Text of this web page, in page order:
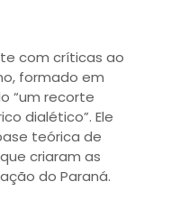
com críticas ao
formado em
“um recorte
dialético”. Ele
teórica de
criaram as
do Paraná.